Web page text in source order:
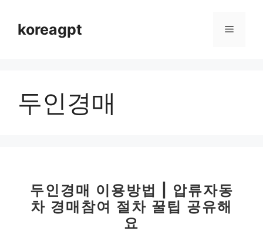
koreagpt 메
두인경매
두인경매 이용방법 | 압류자동
차 경매참여 절차 꿀팁 공유해
요